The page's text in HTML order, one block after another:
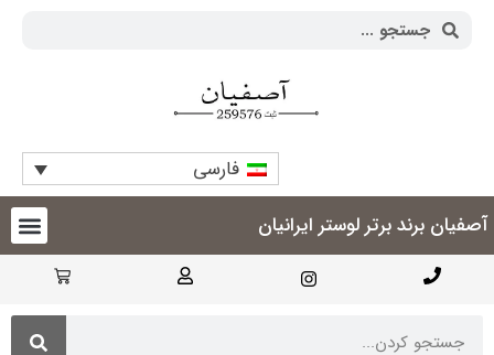
فارسی
آصفیان برند برتر لوستر ایرانیان